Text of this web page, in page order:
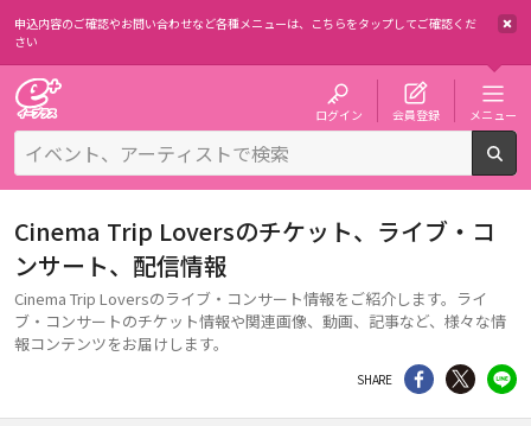
申込内容のご確認やお問い合わせなど各種メニューは、 こちらをタップしてご確認くだ
さい
ログイン 会員登録 メニュー
Cinema Trip Loversのチケット、ライブ・コ
ンサート、配信情報
Cinema Trip Loversのライブ・コンサート情報をご紹介します。ライ
ブ・コンサートのチケット情報や関連画像、動画、記事など、様々な情
報コンテンツをお届けします。
SHARE シェア Twitter